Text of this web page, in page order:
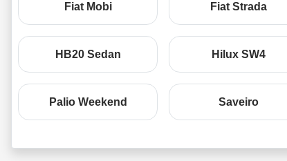
Fiat Mobi Fiat Strada
HB20 Sedan Hilux SW4
Palio Weekend Saveiro